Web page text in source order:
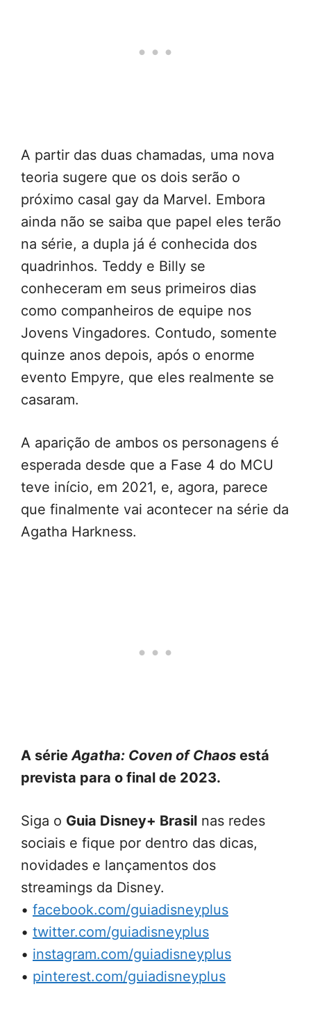
A partir das duas chamadas, uma nova
teoria sugere que os dois serão o
próximo casal gay da Marvel. Embora
ainda não se saiba que papel eles terão
na série, a dupla já é conhecida dos
quadrinhos. Teddy e Billy se
conheceram em seus primeiros dias
como companheiros de equipe nos
Jovens Vingadores. Contudo, somente
quinze anos depois, após o enorme
evento Empyre, que eles realmente se
casaram.
A aparição de ambos os personagens é
esperada desde que a Fase 4 do MCU
teve início, em 2021, e, agora, parece
que finalmente vai acontecer na série da
Agatha Harkness.
A sérieAgatha: Coven of Chaos está
prevista para o final de 2023.
Siga o Guia Disney+ Brasil nas redes
sociais e fique por dentro das dicas,
novidades e lançamentos dos
streamings da Disney.
• facebook.com/guiadisneyplus
• twitter.com/guiadisneyplus
• instagram.com/guiadisneyplus
• pinterest.com/guiadisneyplus